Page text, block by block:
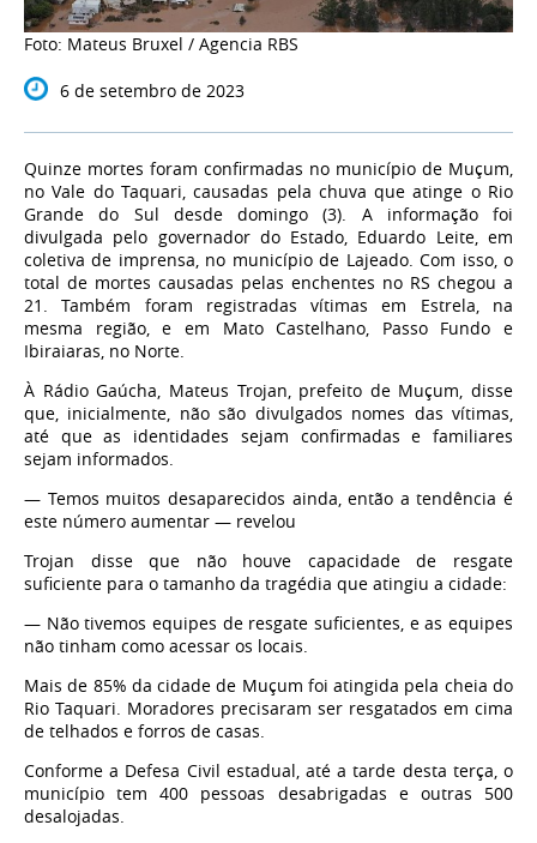
Foto: Mateus Bruxel / Agencia RBS
6 de setembro de 2023
Quinze mortes foram confirmadas no município de Muçum,
no Vale do Taquari, causadas pela chuva que atinge o Rio
Grande do Sul desde domingo (3). A informação foi
divulgada pelo governador do Estado, Eduardo Leite, em
coletiva de imprensa, no município de Lajeado. Com isso, o
total de mortes causadas pelas enchentes no RS chegou a
21. Também foram registradas vítimas em Estrela, na
mesma região, e em Mato Castelhano, Passo Fundo e
Ibiraiaras, no Norte.
À Rádio Gaúcha, Mateus Trojan, prefeito de Muçum, disse
que, inicialmente, não são divulgados nomes das vítimas,
até que as identidades sejam confirmadas e familiares
sejam informados.
— Temos muitos desaparecidos ainda, então a tendência é
este número aumentar — revelou
Trojan disse que não houve capacidade de resgate
suficiente para o tamanho da tragédia que atingiu a cidade:
— Não tivemos equipes de resgate suficientes, e as equipes
não tinham como acessar os locais.
Mais de 85% da cidade de Muçum foi atingida pela cheia do
Rio Taquari. Moradores precisaram ser resgatados em cima
de telhados e forros de casas.
Conforme a Defesa Civil estadual, até a tarde desta terça, o
município tem 400 pessoas desabrigadas e outras 500
desalojadas.